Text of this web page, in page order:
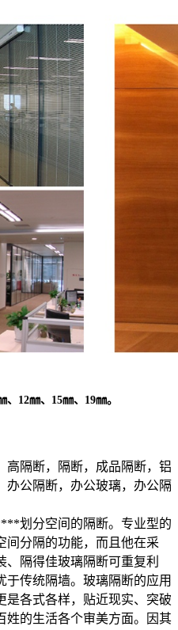
12㎜、15㎜、19㎜。
高隔断，隔断，成品隔断，铝
办公隔断，办公玻璃，办公隔
划分空间的隔断。专业型的
间分隔的功能，而且他在采
隔得佳玻璃隔断可重复利
于传统隔墙。玻璃隔断的应用
是各式各样，贴近现实、突破
姓的生活各个审美方面。因其